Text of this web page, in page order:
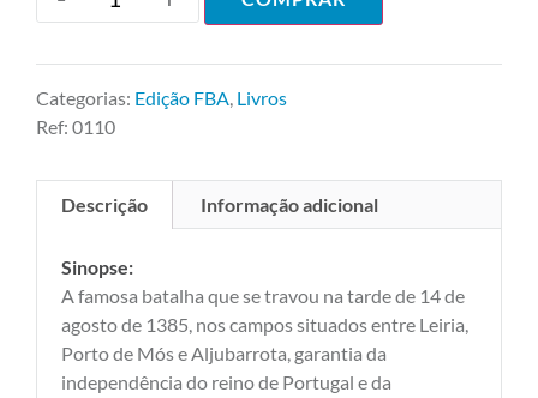
Categorias: Edição FBA, Livros
Ref: 0110
Descrição Informação adicional
Sinopse:
A famosa batalha que se travou na tarde de 14 de
agosto de 1385, nos campos situados entre Leiria,
Porto de Mós e Aljubarrota, garantia da
independência do reino de Portugal e da